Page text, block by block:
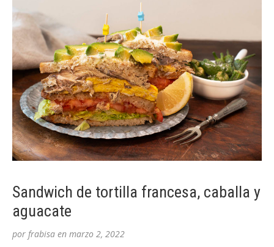
Sandwich de tortilla francesa, caballa y
aguacate
por frabisa en marzo 2, 2022